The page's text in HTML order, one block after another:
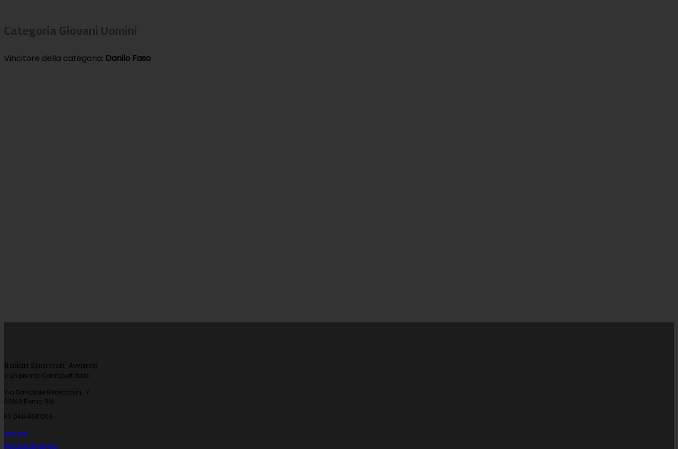
Categoria Giovani Uomini
Vincitore della categoria: Danilo Faso
Italian Sportrait Awards
è un premio Confsport Italia
Via Salvatore Rebecchini, 17
00148 Roma RM
P.I. 04148341003
Home
Regolamento